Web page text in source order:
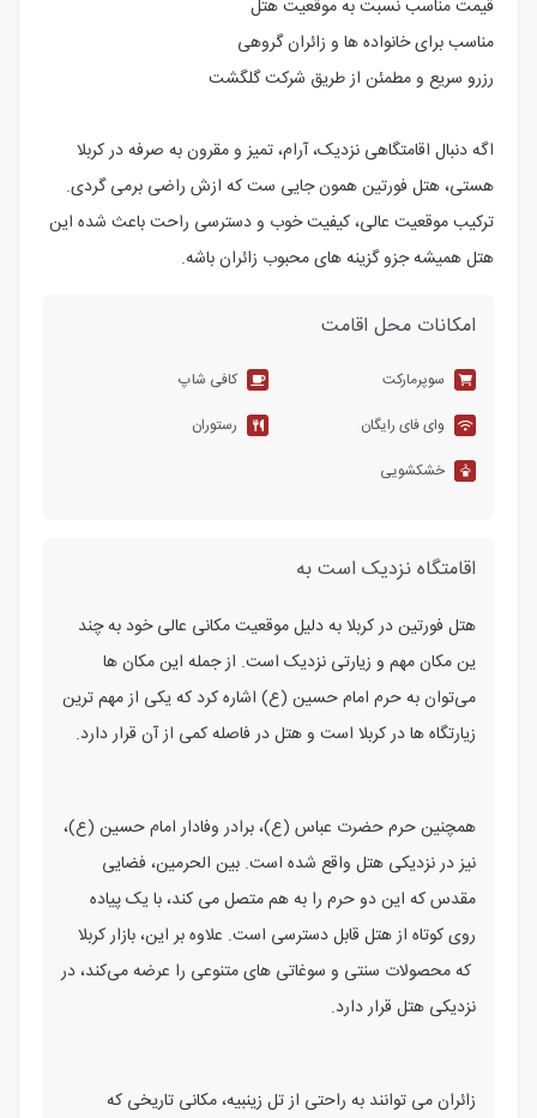
قیمت مناسب نسبت به موقعیت هتل
مناسب برای خانواده ها و زائران گروهی
رزرو سریع و مطمئن از طریق شرکت گلگشت
اگه دنبال اقامتگاهی نزدیک، آرام، تمیز و مقرون به صرفه در کربلا
هستی، هتل فورتین همون جایی ست که ازش راضی برمی گردی.
ترکیب موقعیت عالی، کیفیت خوب و دسترسی راحت باعث شده این
هتل همیشه جزو گزینه های محبوب زائران باشه.
امکانات محل اقامت
سوپرمارکت
کافی شاپ
وای فای رایگان
رستوران
خشکشویی
اقامتگاه نزدیک است به
هتل فورتین در کربلا به دلیل موقعیت مکانی عالی خود به چند
ین مکان مهم و زیارتی نزدیک است. از جمله این مکان‌ ها
می‌توان به حرم امام حسین (ع) اشاره کرد که یکی از مهم‌ ترین
زیارتگاه‌ ها در کربلا است و هتل در فاصله کمی از آن قرار دارد.
همچنین حرم حضرت عباس (ع)، برادر وفادار امام حسین (ع)،
نیز در نزدیکی هتل واقع شده است. بین‌ الحرمین، فضایی
مقدس که این دو حرم را به هم متصل می‌ کند، با یک پیاده‌
روی کوتاه از هتل قابل دسترسی است. علاوه بر این، بازار کربلا
که محصولات سنتی و سوغاتی‌ های متنوعی را عرضه می‌کند، در
نزدیکی هتل قرار دارد.
زائران می‌ توانند به راحتی از تل زینبیه، مکانی تاریخی که